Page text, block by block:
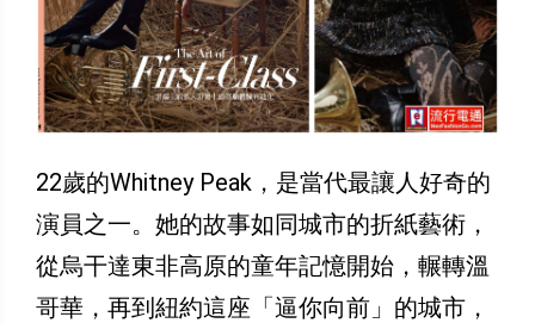
22歲的Whitney Peak，是當代最讓人好奇的
演員之一。她的故事如同城市的折紙藝術，
從烏干達東非高原的童年記憶開始，輾轉溫
哥華，再到紐約這座「逼你向前」的城市，